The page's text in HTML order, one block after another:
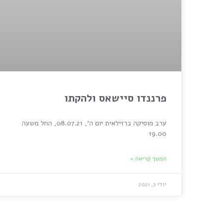
פרננדו סיישאס ולהקתו
ערב מוסיקה ברזילאית יום ה', 08.07.21, החל משעה
19.00
המשך קריאה »
יולי 3, 2021